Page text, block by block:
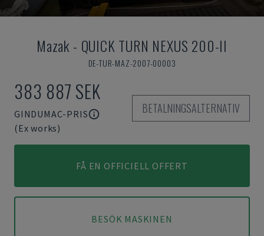
Mazak - QUICK TURN NEXUS 200-II
DE-TUR-MAZ-2007-00003
383 887 SEK
GINDUMAC-PRIS
(Ex works)
BETALNINGSALTERNATIV
FÅ EN OFFICIELL OFFERT
BESÖK MASKINEN